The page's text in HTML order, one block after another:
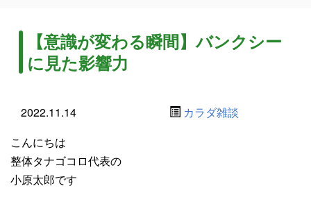
【意識が変わる瞬間】バンクシー
に見た影響力
2022.11.14
カラダ雑談
こんにちは
整体タナゴコロ代表の
小原太郎です